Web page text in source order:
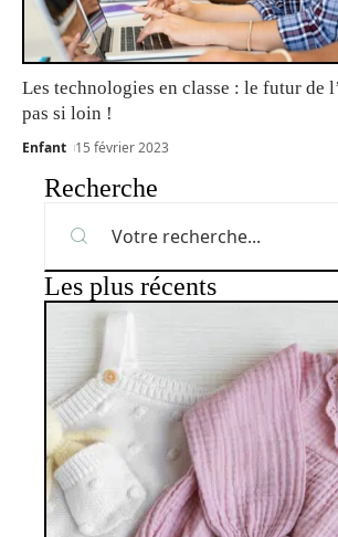
Les technologies en classe : le futur de
pas si loin !
Enfant 15 février 2023
Recherche
Les plus récents